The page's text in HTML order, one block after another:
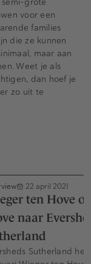
voor een
families
die ze kunnen
maar aan
Weet je als
dan hoef je
zo uit te
22 april 2021
ten Hove
naar
Sutherland